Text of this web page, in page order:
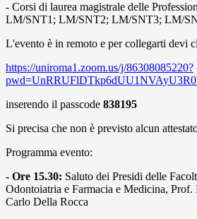
- Corsi di laurea magistrale delle
LM/SNT1; LM/SNT2; LM/SNT3; LM/
L'evento è in remoto e per collegarti devi
https://uniroma1.zoom.us/j/86308085220?
inserendo il passcode 838195
Si precisa che non è previsto alcun
Programma evento:
- Ore 15.30: Saluto dei Presidi delle
Odontoiatria e Farmacia e Medicina,
Carlo Della Rocca